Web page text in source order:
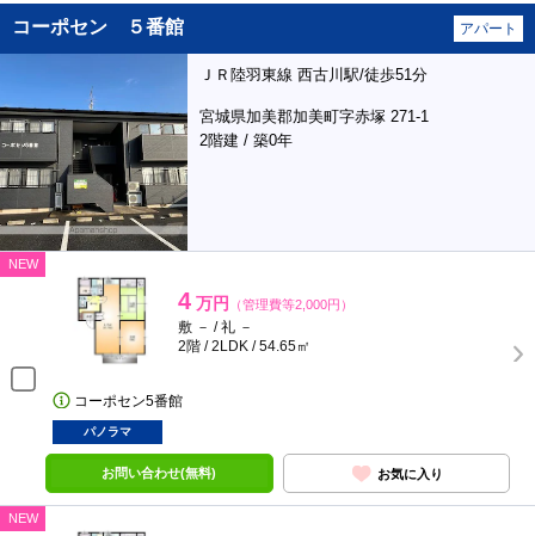
コーポセン ５番館 アパート
ＪＲ陸羽東線 西古川駅/徒歩51分
宮城県加美郡加美町字赤塚 271-1
2階建 / 築0年
NEW
4 万円 （管理費等2,000円）
敷 － / 礼 －
2階 / 2LDK / 54.65㎡
コーポセン5番館
パノラマ
お問い合わせ(無料) お気に入り
NEW